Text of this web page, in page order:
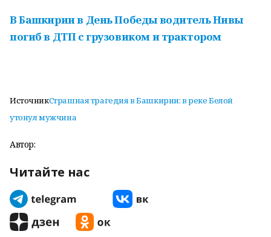
В Башкирии в День Победы водитель Нивы
погиб в ДТП с грузовиком и трактором
ИсточникСтрашная трагедия в Башкирии: в реке Белой
утонул мужчина
Автор:
Читайте нас